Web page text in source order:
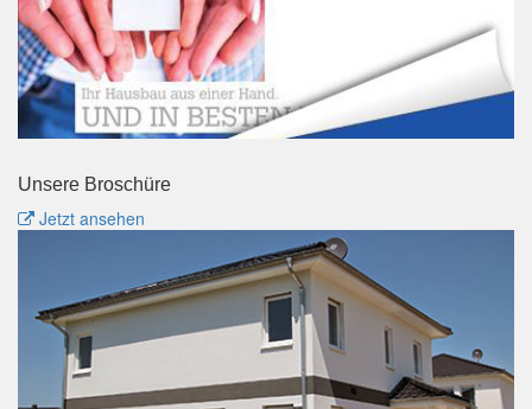
Unsere Broschüre
Jetzt ansehen